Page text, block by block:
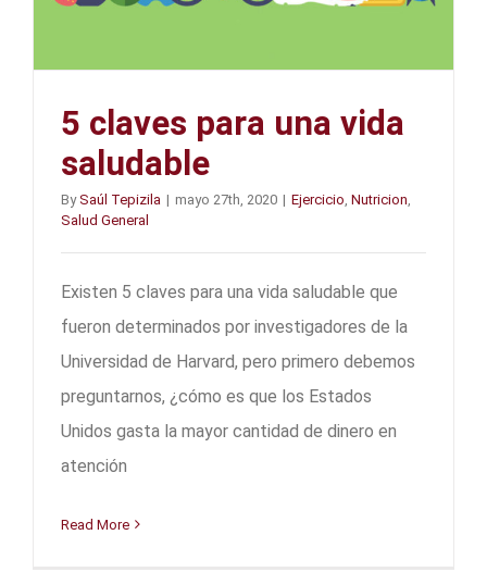
5 claves para una vida
saludable
BySaúl Tepizila | mayo 27th, 2020 | Ejercicio Nutricion
Salud General
Existen 5 claves para una vida saludable que
fueron determinados por investigadores de la
Universidad de Harvard, pero primero debemos
preguntarnos, ¿cómo es que los Estados
Unidos gasta la mayor cantidad de dinero en
atención
Read More